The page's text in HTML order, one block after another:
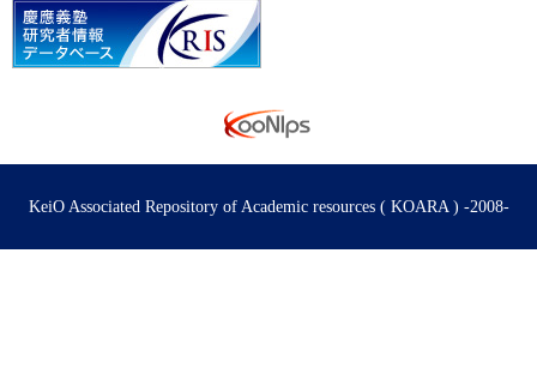
KeiO Associated Repository of Academic resources ( KOARA ) -2008-